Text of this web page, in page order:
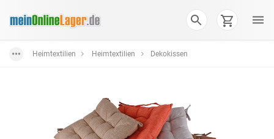
Heimtextilien Heimtextilien Dekokissen